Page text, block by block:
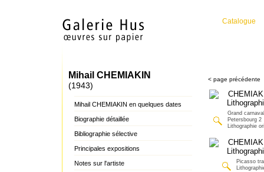
Catalogue
Mihail CHEMIAKIN
(1943)
Mihail CHEMIAKIN en quelques dates
Biographie détaillée
Bibliographie sélective
Principales expositions
Notes sur l'artiste
< page précédente
Grand
Petersbourg 2
Lithographie
Picasso